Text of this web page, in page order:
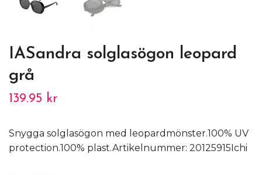
IASandra solglasögon leopard
grå
139.95 kr
Snygga solglasögon med leopardmönster.100% UV
protection.100% plast.Artikelnummer: 20125915Ichi